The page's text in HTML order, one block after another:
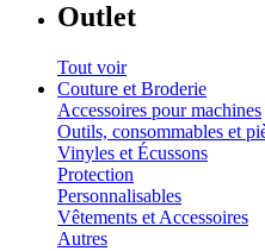
Outlet
Tout voir
Couture et Broderie
Accessoires pour machines
Outils, consommables et
Vinyles et Écussons
Protection
Personnalisables
Vêtements et Accessoires
Autres